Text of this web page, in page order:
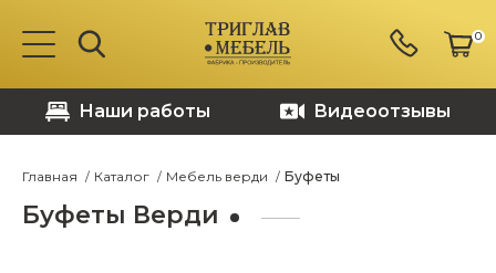
0
Наши работы Видеоотзывы
Главная Каталог Мебель верди Буфеты
Буфеты Верди